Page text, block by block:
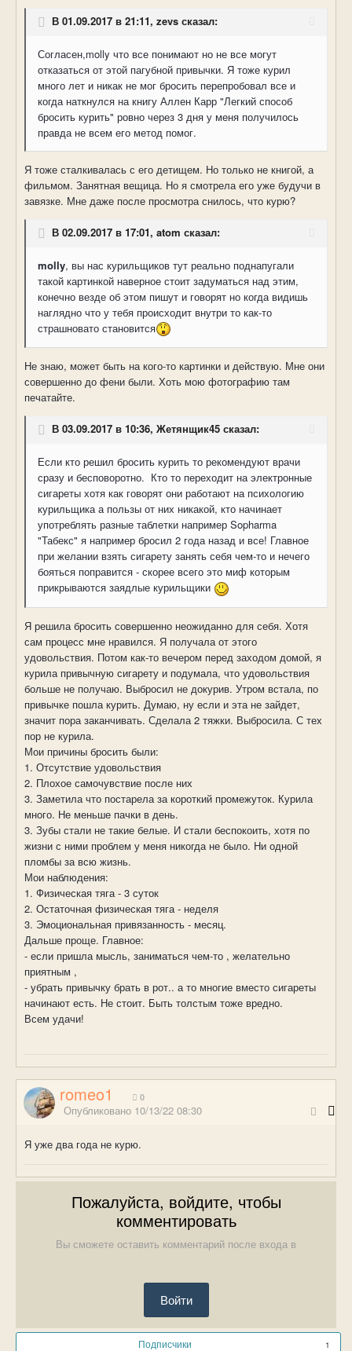
В 01.09.2017 в 21:11, zevs сказал:
Согласен,molly что все понимают но не все могут
отказаться от этой пагубной привычки. Я тоже курил
много лет и никак не мог бросить перепробовал все и
когда наткнулся на книгу Аллен Карр "Легкий способ
бросить курить" ровно через 3 дня у меня получилось
правда не всем его метод помог.
Я тоже сталкивалась с его детищем. Но только не книгой, а
фильмом. Занятная вещица. Но я смотрела его уже будучи в
завязке. Мне даже после просмотра снилось, что курю?
В 02.09.2017 в 17:01, atom сказал:
molly, вы нас курильщиков тут реально поднапугали
такой картинкой наверное стоит задуматься над этим,
конечно везде об этом пишут и говорят но когда видишь
наглядно что у тебя происходит внутри то как-то
страшновато становится
Не знаю, может быть на кого-то картинки и действую. Мне они
совершенно до фени были. Хоть мою фотографию там
печатайте.
В 03.09.2017 в 10:36, Жетянщик45 сказал:
Если кто решил бросить курить то рекомендуют врачи
сразу и бесповоротно. Кто то переходит на электронные
сигареты хотя как говорят они работают на психологию
курильщика а пользы от них никакой, кто начинает
употреблять разные таблетки например Sopharma
"Табекс" я например бросил 2 года назад и все! Главное
при желании взять сигарету занять себя чем-то и нечего
бояться поправится - скорее всего это миф которым
прикрываются заядлые курильщики
Я решила бросить совершенно неожиданно для себя. Хотя
сам процесс мне нравился. Я получала от этого
удовольствия. Потом как-то вечером перед заходом домой, я
курила привычную сигарету и подумала, что удовольствия
больше не получаю. Выбросил не докурив. Утром встала, по
привычке пошла курить. Думаю, ну если и эта не зайдет,
значит пора заканчивать. Сделала 2 тяжки. Выбросила. С тех
пор не курила.
Мои причины бросить были:
1. Отсутствие удовольствия
2. Плохое самочувствие после них
3. Заметила что постарела за короткий промежуток. Курила
много. Не меньше пачки в день.
3. Зубы стали не такие белые. И стали беспокоить, хотя по
жизни с ними проблем у меня никогда не было. Ни одной
пломбы за всю жизнь.
Мои наблюдения:
1. Физическая тяга - 3 суток
2. Остаточная физическая тяга - неделя
3. Эмоциональная привязанность - месяц.
Дальше проще. Главное:
- если пришла мысль, заниматься чем-то , желательно
приятным ,
- убрать привычку брать в рот.. а то многие вместо сигареты
начинают есть. Не стоит. Быть толстым тоже вредно.
Всем удачи!
romeo1 0
Опубликовано 10/13/22 08:30
Я уже два года не курю.
Пожалуйста, войдите, чтобы
комментировать
Вы сможете оставить комментарий после входа в
Войти
Подписчики 1